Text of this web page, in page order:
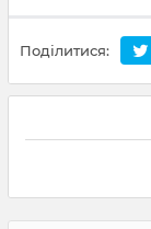
Поділитися: